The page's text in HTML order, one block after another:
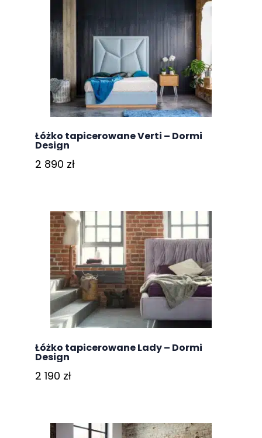
Łóżko tapicerowane Verti – Dormi
Design
2 890 zł
Łóżko tapicerowane Lady – Dormi
Design
2 190 zł